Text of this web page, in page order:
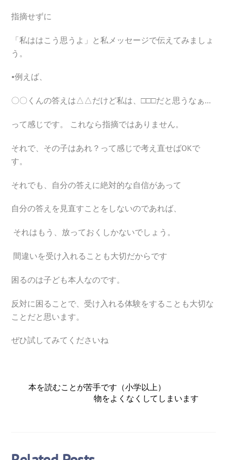
指摘せずに
「私ははこう思うよ」と私メッセージで伝えてみましょ
う。
•例えば、
〇〇くんの答えは△△だけど私は、□□□だと思うなぁ…
って感じです。 これなら指摘ではありません。
それで、その子はあれ？って感じで考え直せばOKで
す。
それでも、自分の答えに絶対的な自信があって
自分の答えを見直すことをしないのであれば、
それはもう、放っておくしかないでしょう。
間違いを受け入れることも大切だからです
困るのは子ども本人なのです。
反対に困ることで、受け入れる体験をすることも大切な
ことだと思います。
ぜひ試してみてくださいね
本を読むことが苦手です（小学以上）
物をよくなくしてしまいます